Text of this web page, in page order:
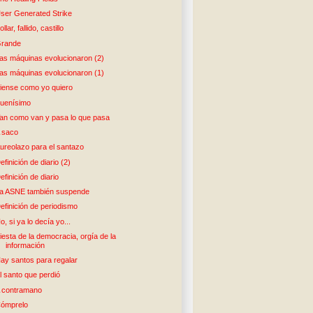
Generated Strike
fallido, castillo
máquinas evolucionaron (2)
máquinas evolucionaron (1)
como yo quiero
como van y pasa lo que pasa
saco
para el santazo
de diario (2)
de diario
ASNE también suspende
de periodismo
si ya lo decía yo...
de la democracia, orgía de la
información
santos para regalar
santo que perdió
contramano